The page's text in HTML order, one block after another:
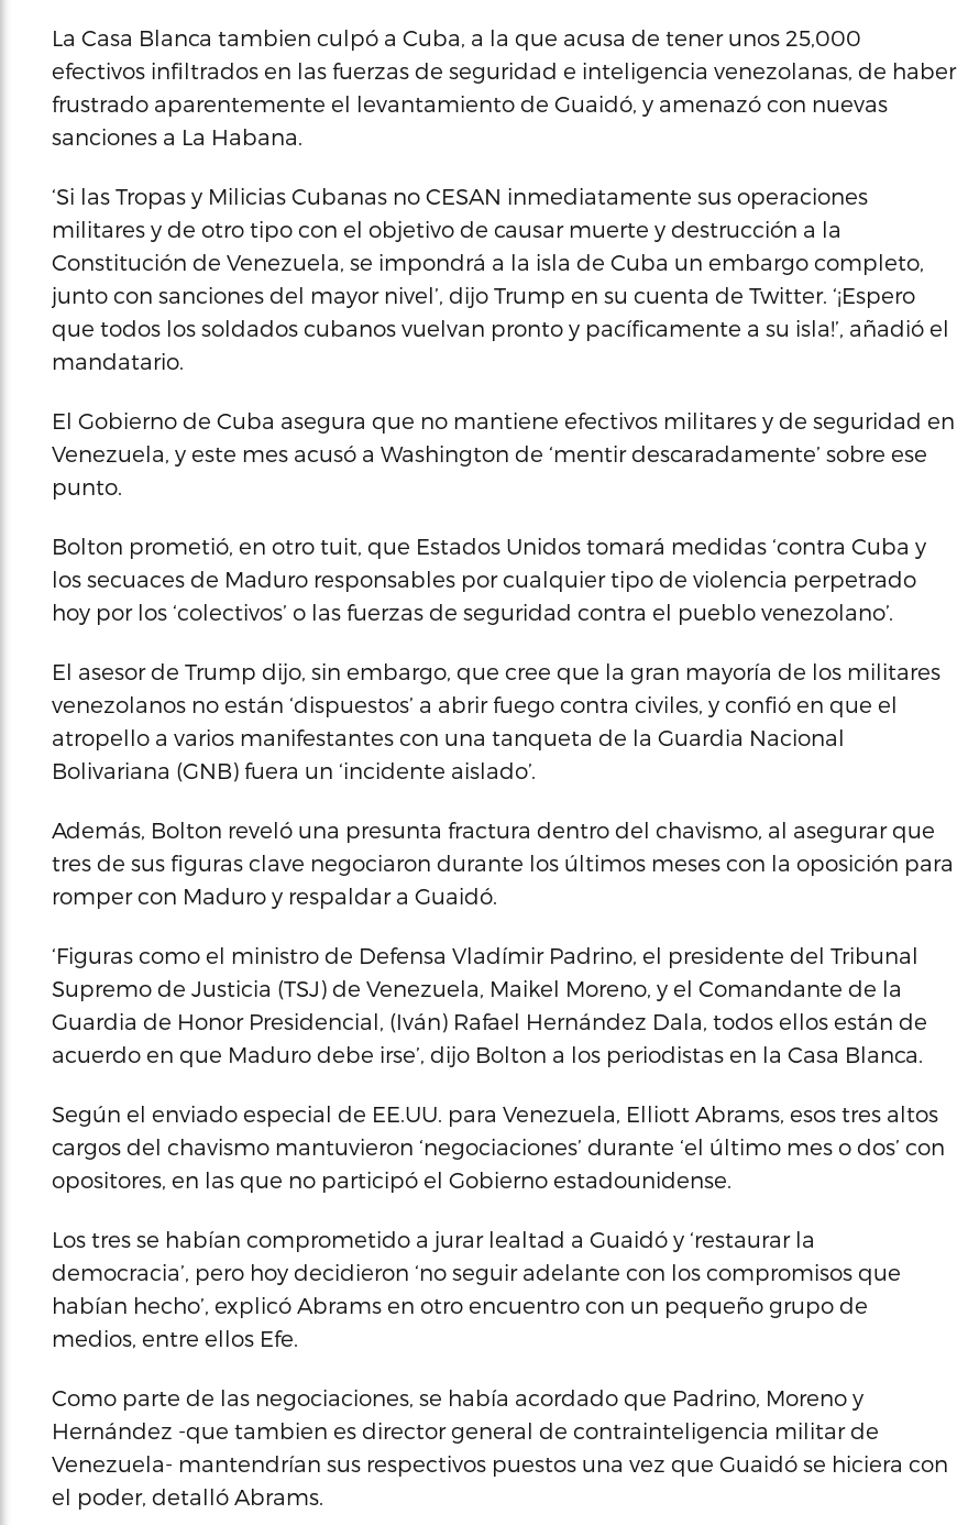
La Casa Blanca tambien culpó a Cuba, a la que acusa de tener unos 25,000
efectivos infiltrados en las fuerzas de seguridad e inteligencia venezolanas, de haber
frustrado aparentemente el levantamiento de Guaidó, y amenazó con nuevas
sanciones a La Habana.
‘Si las Tropas y Milicias Cubanas no CESAN inmediatamente sus operaciones
militares y de otro tipo con el objetivo de causar muerte y destrucción a la
Constitución de Venezuela, se impondrá a la isla de Cuba un embargo completo,
junto con sanciones del mayor nivel’, dijo Trump en su cuenta de Twitter. ‘¡Espero
que todos los soldados cubanos vuelvan pronto y pacíficamente a su isla!’, añadió el
mandatario.
El Gobierno de Cuba asegura que no mantiene efectivos militares y de seguridad en
Venezuela, y este mes acusó a Washington de ‘mentir descaradamente’ sobre ese
punto.
Bolton prometió, en otro tuit, que Estados Unidos tomará medidas ‘contra Cuba y
los secuaces de Maduro responsables por cualquier tipo de violencia perpetrado
hoy por los ‘colectivos’ o las fuerzas de seguridad contra el pueblo venezolano’.
El asesor de Trump dijo, sin embargo, que cree que la gran mayoría de los militares
venezolanos no están ‘dispuestos’ a abrir fuego contra civiles, y confió en que el
atropello a varios manifestantes con una tanqueta de la Guardia Nacional
Bolivariana (GNB) fuera un ‘incidente aislado’.
Además, Bolton reveló una presunta fractura dentro del chavismo, al asegurar que
tres de sus figuras clave negociaron durante los últimos meses con la oposición para
romper con Maduro y respaldar a Guaidó.
‘Figuras como el ministro de Defensa Vladímir Padrino, el presidente del Tribunal
Supremo de Justicia (TSJ) de Venezuela, Maikel Moreno, y el Comandante de la
Guardia de Honor Presidencial, (Iván) Rafael Hernández Dala, todos ellos están de
acuerdo en que Maduro debe irse’, dijo Bolton a los periodistas en la Casa Blanca.
Según el enviado especial de EE.UU. para Venezuela, Elliott Abrams, esos tres altos
cargos del chavismo mantuvieron ‘negociaciones’ durante ‘el último mes o dos’ con
opositores, en las que no participó el Gobierno estadounidense.
Los tres se habían comprometido a jurar lealtad a Guaidó y ‘restaurar la
democracia’, pero hoy decidieron ‘no seguir adelante con los compromisos que
habían hecho’, explicó Abrams en otro encuentro con un pequeño grupo de
medios, entre ellos Efe.
Como parte de las negociaciones, se había acordado que Padrino, Moreno y
Hernández -que tambien es director general de contrainteligencia militar de
Venezuela- mantendrían sus respectivos puestos una vez que Guaidó se hiciera con
el poder, detalló Abrams.